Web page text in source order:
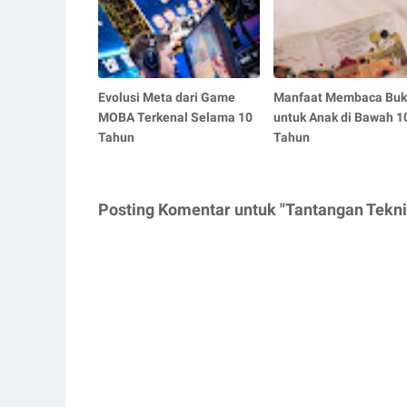
Evolusi Meta dari Game
MOBA Terkenal Selama 10
Tahun
Manfaat Membaca
untuk Anak di Bawah
Tahun
Posting Komentar untuk "Tantangan